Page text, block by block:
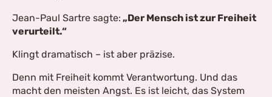
Jean-Paul Sartre sagte: „Der Mensch ist zur Freiheit
verurteilt.“
Klingt dramatisch – ist aber präzise.
Denn mit Freiheit kommt Verantwortung. Und das
macht den meisten Angst. Es ist leicht, das System